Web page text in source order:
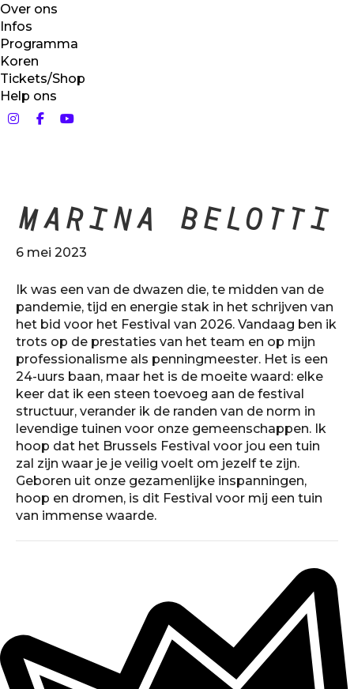
Over ons
Infos
Programma
Koren
Tickets/Shop
Help ons
MARINA BELOTTI
6 mei 2023
Ik was een van de dwazen die, te midden van de
pandemie, tijd en energie stak in het schrijven van
het bid voor het Festival van 2026. Vandaag ben ik
trots op de prestaties van het team en op mijn
professionalisme als penningmeester. Het is een
24-uurs baan, maar het is de moeite waard: elke
keer dat ik een steen toevoeg aan de festival
structuur, verander ik de randen van de norm in
levendige tuinen voor onze gemeenschappen. Ik
hoop dat het Brussels Festival voor jou een tuin
zal zijn waar je je veilig voelt om jezelf te zijn.
Geboren uit onze gezamenlijke inspanningen,
hoop en dromen, is dit Festival voor mij een tuin
van immense waarde.